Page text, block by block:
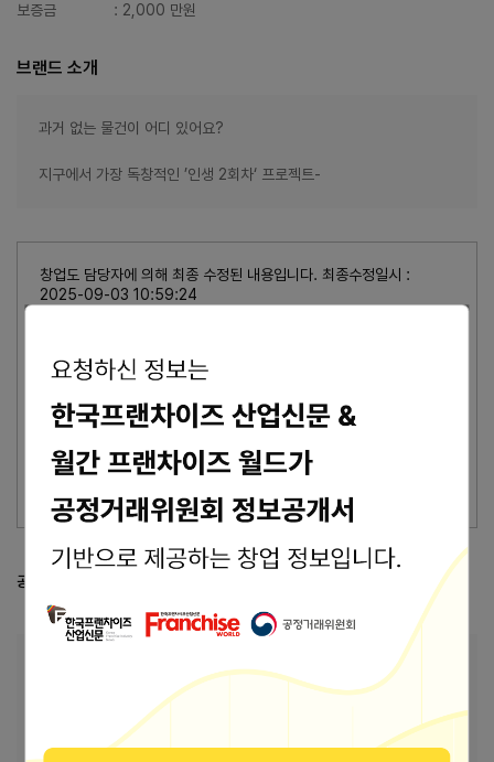
보증금
: 2,000 만원
브랜드 소개
과거 없는 물건이 어디 있어요?
지구에서 가장 독창적인 ’인생 2회차‘ 프로젝트-
창업도 담당자에 의해 최종 수정된 내용입니다. 최종수정일시 :
2025-09-03 10:59:24
이 브랜드의 담당자이신가요?
공정거래위원회 등록 정보
상호 (주)팜코브
47354 부산광역시 부산진구 황령대로 24 3층
303호(범천동, 부산상공회의소)